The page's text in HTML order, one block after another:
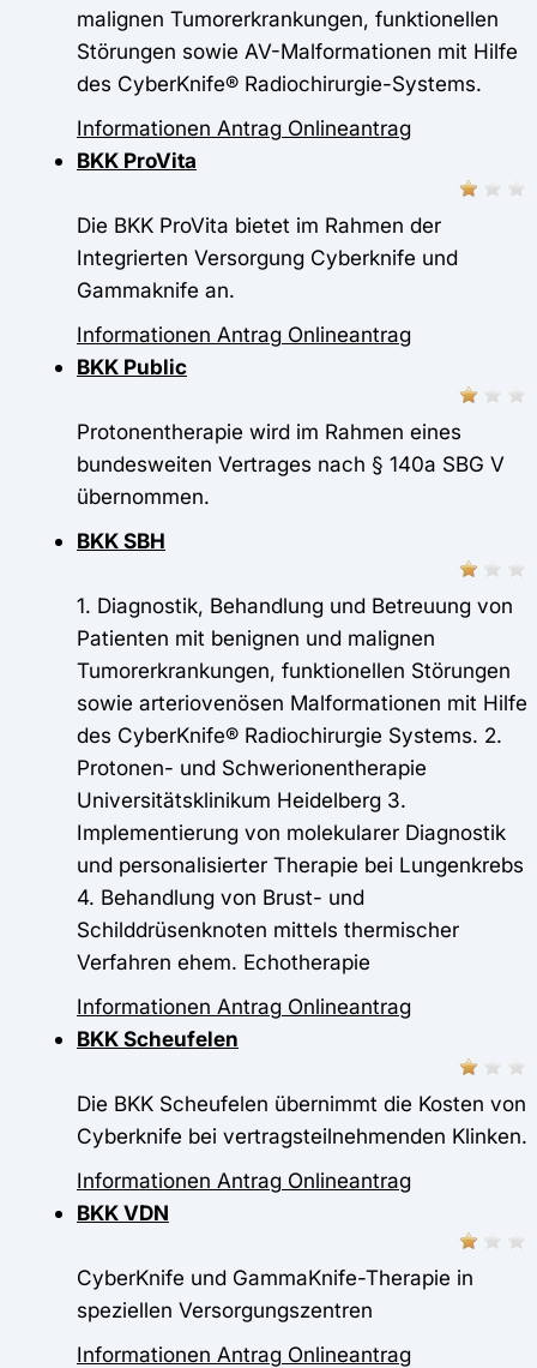
malignen Tumorerkrankungen, funktionellen
Störungen sowie AV-Malformationen mit Hilfe
des CyberKnife® Radiochirurgie-Systems.
Informationen Antrag Onlineantrag
BKK ProVita
Die BKK ProVita bietet im Rahmen der
Integrierten Versorgung Cyberknife und
Gammaknife an.
Informationen Antrag Onlineantrag
BKK Public
Protonentherapie wird im Rahmen eines
bundesweiten Vertrages nach § 140a SBG V
übernommen.
BKK SBH
1. Diagnostik, Behandlung und Betreuung von
Patienten mit benignen und malignen
Tumorerkrankungen, funktionellen Störungen
sowie arteriovenösen Malformationen mit Hilfe
des CyberKnife® Radiochirurgie Systems. 2.
Protonen- und Schwerionentherapie
Universitätsklinikum Heidelberg 3.
Implementierung von molekularer Diagnostik
und personalisierter Therapie bei Lungenkrebs
4. Behandlung von Brust- und
Schilddrüsenknoten mittels thermischer
Verfahren ehem. Echotherapie
Informationen Antrag Onlineantrag
BKK Scheufelen
Die BKK Scheufelen übernimmt die Kosten von
Cyberknife bei vertragsteilnehmenden Klinken.
Informationen Antrag Onlineantrag
BKK VDN
CyberKnife und GammaKnife-Therapie in
speziellen Versorgungszentren
Informationen Antrag Onlineantrag